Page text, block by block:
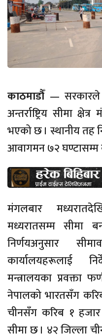
काठमाडौँ — सरकारले
अन्तर्राष्ट्रिय सीमा
भएको छ । स्थानीय तह
आवागमन ७२ घण्टासम्म
मंगलबार
मध्यरातसम्म सीमा
निर्णयअनुसार
कार्यालयहरूलाई
मन्त्रालयका प्रवक्ता
नेपालको भारतसँग
चीनसँग करिब १
सीमा छ । ४२ जिल्ला